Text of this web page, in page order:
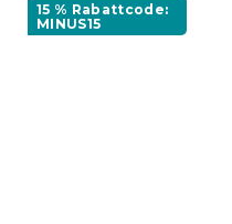
15 % Rabattcode:
MINUS15